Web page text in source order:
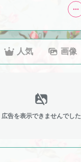
人気 画像
広告を表示できませんでした